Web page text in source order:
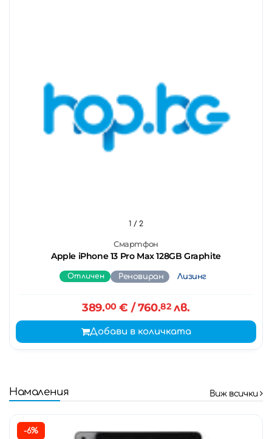
Смартфон
Apple iPhone 13 Pro Max 128GB Graphite
1 / 2
Отличен Реновиран Лизинг
389.00€ / 760.82лв.
Добави в количката
Намаления Виж всички
-6%